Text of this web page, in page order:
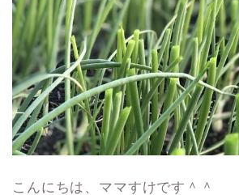
こんにちは、ママすけです＾＾